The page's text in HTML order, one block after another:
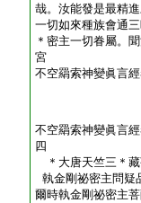
哉。汝能發是最精
一切如來種族會通
＊密主一切眷屬。
宮
不空羂索神變眞言
不空羂索神變眞言
四
＊大唐天竺三＊
執金剛祕密主問疑
爾時執金剛祕密主